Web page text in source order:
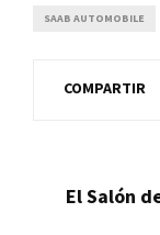
SAAB AUTOMOBILE
COMPARTIR
El Salón